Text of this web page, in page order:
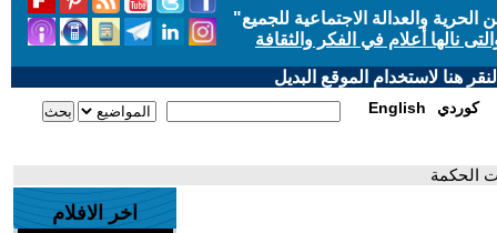
والعدالة الاجتماعية للجميع"
نالها أعلام في الفكر والثقافة
هنا لاستخدام الموقع البديل
English كوردي
الحكمة
اخر الافلام